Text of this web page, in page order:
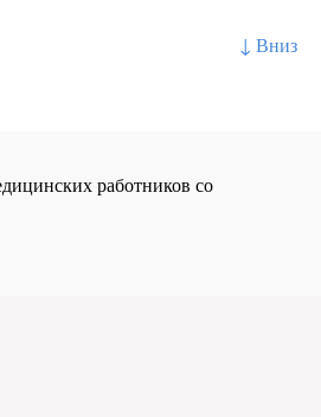
↓ Вниз
работников со